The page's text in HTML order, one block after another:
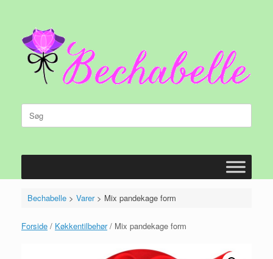
Søg
efter:
Bechabelle> Varer> Mix pandekage form
Forside / Køkkentilbehør/ Mix pandekage form